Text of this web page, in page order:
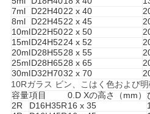
7ml
D22H4022 x 40
8ml
D22H4522 x 45
10mlD22H5022 x 50
15mlD24H5224 x 52
20mlD28H5528 x 55
25mlD28H6528 x 65
30mlD32H7032 x 70
10Rガラス ビン、こはく色および明
容量項目 0.D Xの高さ（mm）
2R
D16H35R16 x 35